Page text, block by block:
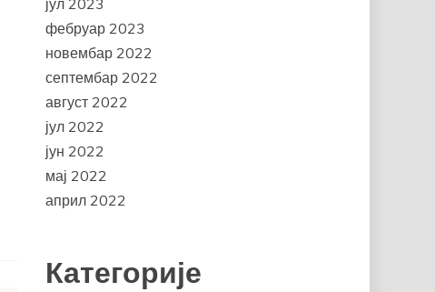
јул 2023
фебруар 2023
новембар 2022
септембар 2022
август 2022
јул 2022
јун 2022
мај 2022
април 2022
Категорије